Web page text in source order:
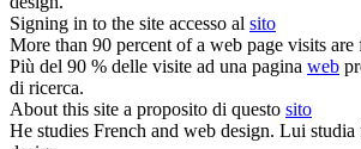
Signing in to the site accesso al sito
More than 90 percent of a web page visits are
Più del 90 % delle visite ad una pagina web
di ricerca.
About this site a proposito di questo sito
He studies French and web design. Lui studia